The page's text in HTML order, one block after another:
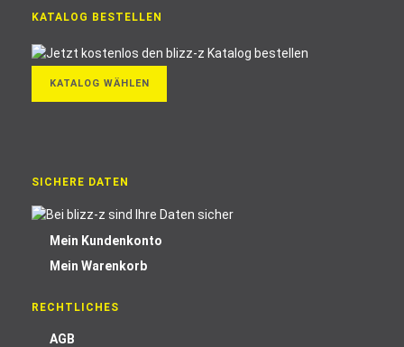
KATALOG BESTELLEN
KATALOG WÄHLEN
SICHERE DATEN
Mein Kundenkonto
Mein Warenkorb
RECHTLICHES
AGB